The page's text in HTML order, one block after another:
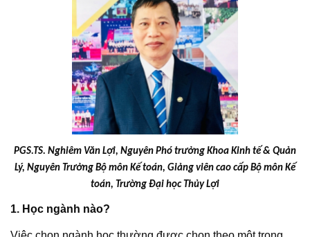
PGS.TS. Nghiêm Văn Lợi, Nguyên Phó trưởng Khoa Kinh tế & Quản
Lý, Nguyên Trưởng Bộ môn Kế toán, Giảng viên cao cấp Bộ môn Kế
toán, Trường Đại học Thủy Lợi
1. Học ngành nào?